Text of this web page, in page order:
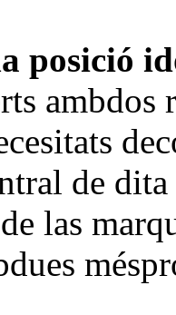
posició
de
las